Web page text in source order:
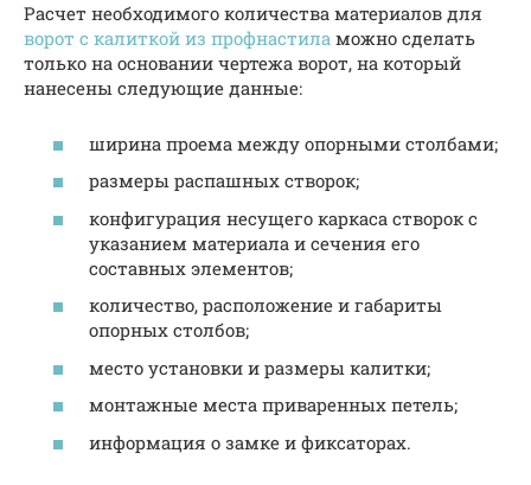
Расчет необходимого количества материалов для
ворот с калиткой из профнастила можно сделать
только на основании чертежа ворот, на который
нанесены следующие данные:
ширина проема между опорными столбами;
размеры распашных створок;
конфигурация несущего каркаса створок с
указанием материала и сечения его
составных элементов;
количество, расположение и габариты
опорных столбов;
место установки и размеры калитки;
монтажные места приваренных петель;
информация о замке и фиксаторах.